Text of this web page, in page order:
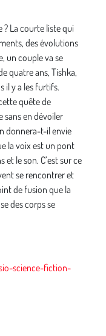
? La courte liste qui
des évolutions
un couple va se
quatre ans, Tishka,
il y a les furtifs.
quête de
sans en dévoiler
donnera-t-il envie
la voix est un pont
et le son. C’est sur ce
se rencontrer et
de fusion que la
des corps se
science-fiction-